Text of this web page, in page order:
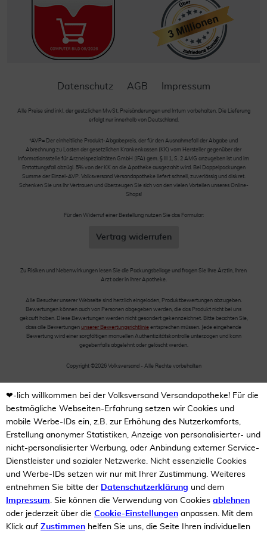
Datenschutz AGB Impressum
Alle Preise sind inkl. der gestzlichen MwSt. Preisänderungen und Irrtum vorbehalten. Die Lieferung
erfolgt nur innerhalb von Deutschland.
*AVP= Der einheitliche Produkt-Abgabepreis, der für den Ausnahmefall der Abgabe und
Abrechnung zu Lasten der gesetzlichen Krankenkassen (KK) vom Hersteller gegenüber der
Informationsstelle für Arzneispezialitäten GmbH (IFA) gem. § III 1, S. 2 AMG anzugeben ist und im
Erstattungsfall abzügl. 5% von der KK an die Apotheke ausgezahlt wird. Bei Doppelpackungen
Summe der Einzel-AVP. Volksversand Versandapotheke liefert schnell, zuverlässig und diskret.
Schenken Sie uns Ihr Vertrauen und überzeugen Sie sich von den vielen Vorteilen unseres Online-
Shops!
Für den Widerruf einer Bestellung nutzen Sie das Formular:
Vertrag widerrufen
Zu Risiken und Nebenwirkungen lesen Sie die Packungsbeilage und fragen Sie Ihre Ärztin, Ihren
Arzt oder in Ihrer Apotheke.
Alle Besucher unserer Webseite sind herzlich eingeladen, Produktbewertungen abzugeben.
Bewertungen können auch von Personen abgegeben werden, die das Produkt nicht bei uns
gekauft haben. Diese Bewertungen werden nicht gesondert gekennzeichnet. Bitte beachten Sie,
dass alle Bewertungen unserer Bewertungsrichtlinie entsprechen müssen. Jede eingehende
Bewertung wird einer sorgfältigen manuellen Authentizitätskontrolle unterzogen und kann
gegebenfalls abgelehnt oder gelöscht werden.
Copyright ©2026 Volksversand - Alle Rechte vorbehalten
❤-lich willkommen bei der Volksversand Versandapotheke! Für die
bestmögliche Webseiten-Erfahrung setzen wir Cookies und
mobile Werbe-IDs ein, z.B. zur Erhöhung des Nutzerkomforts,
Erstellung anonymer Statistiken, Anzeige von personalisierter- und
nicht-personalisierter Werbung, oder Anbindung externer Service-
Dienstleister und sozialer Netzwerke. Nicht essenzielle Cookies
und Werbe-IDs setzen wir nur mit Ihrer Zustimmung. Weiteres
entnehmen Sie bitte der Datenschutzerklärung und dem
Impressum. Sie können die Verwendung von Cookies ablehnen
oder jederzeit über die Cookie-Einstellungen anpassen. Mit dem
Klick auf Zustimmen helfen Sie uns, die Seite Ihren individuellen